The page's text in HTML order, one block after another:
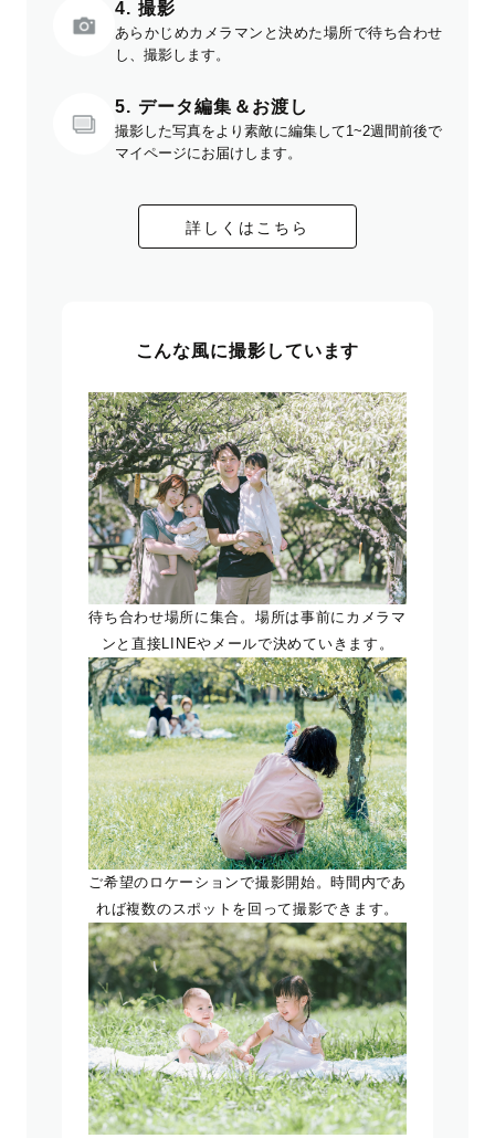
4. 撮影
あらかじめカメラマンと決めた場所で待ち合わせ
し、撮影します。
5. データ編集＆お渡し
撮影した写真をより素敵に編集して1~2週間前後で
マイページにお届けします。
詳しくはこちら
こんな風に撮影しています
待ち合わせ場所に集合。場所は事前にカメラマ
ンと直接LINEやメールで決めていきます。
ご希望のロケーションで撮影開始。時間内であ
れば複数のスポットを回って撮影できます。